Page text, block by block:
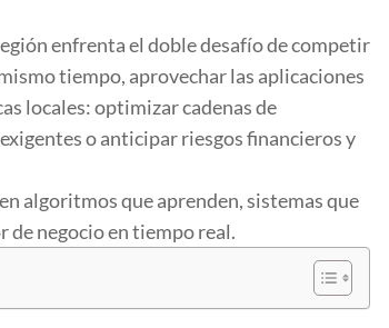
enfrenta el doble desafío de competir
tiempo, aprovechar las aplicaciones
locales: optimizar cadenas de
o anticipar riesgos financieros y
algoritmos que aprenden, sistemas que
de negocio en tiempo real.